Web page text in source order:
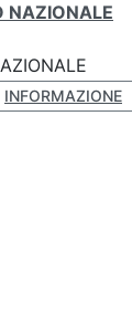
NAZIONALE
INFORMAZIONE